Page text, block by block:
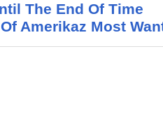
The End Of Time
Amerikaz Most